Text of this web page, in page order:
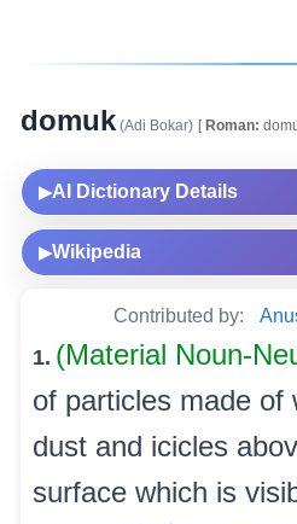
domuk (Adi Bokar) [Roman:
▶AI Dictionary Details
▶Wikipedia
Contributed by:
1. (Material Noun-
of particles made of
dust and icicles
surface which is